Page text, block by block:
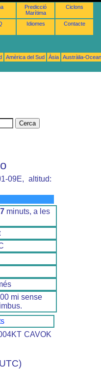
Predicció
Marítima
Ciclons
Idiomes Contacte
Amèrica del Sud Àsia
Austràlia-
09E, altitud:
minuts, a les
mi sense
CAVOK